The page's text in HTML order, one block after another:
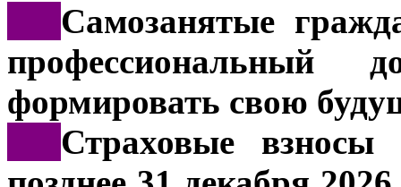
Самозанятые
профессиональный
формировать свою
Страховые взносы